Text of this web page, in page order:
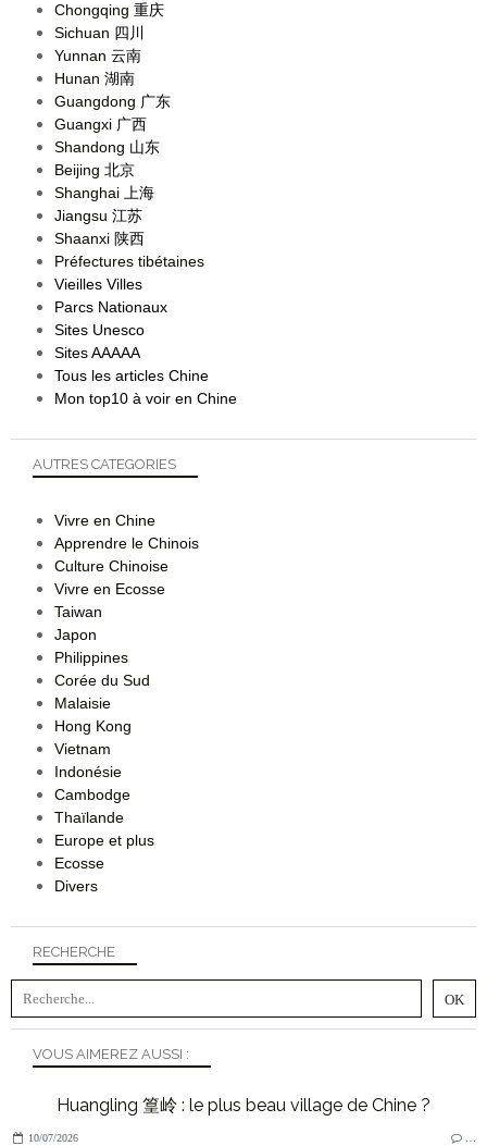
RECHERCHE
VOUS AIMEREZ AUSSI :
Huangling 篁岭 : le plus beau village de Chine ?
10/07/2026 …
Chongqing 重庆
Sichuan 四川
Yunnan 云南
Hunan 湖南
Guangdong 广东
Guangxi 广西
Shandong 山东
Beijing 北京
Shanghai 上海
Jiangsu 江苏
Shaanxi 陕西
Préfectures tibétaines
Vieilles Villes
Parcs Nationaux
Sites Unesco
Sites AAAAA
Tous les articles Chine
Mon top10 à voir en Chine
AUTRES CATEGORIES
Vivre en Chine
Apprendre le Chinois
Culture Chinoise
Vivre en Ecosse
Taiwan
Japon
Philippines
Corée du Sud
Malaisie
Hong Kong
Vietnam
Indonésie
Cambodge
Thaïlande
Europe et plus
Ecosse
Divers